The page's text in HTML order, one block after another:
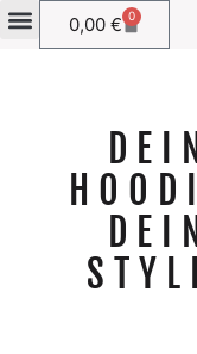
0,00 € 0
DEIN
DEIN